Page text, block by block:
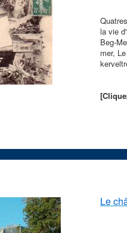
la vie
Beg-
mer,
Le